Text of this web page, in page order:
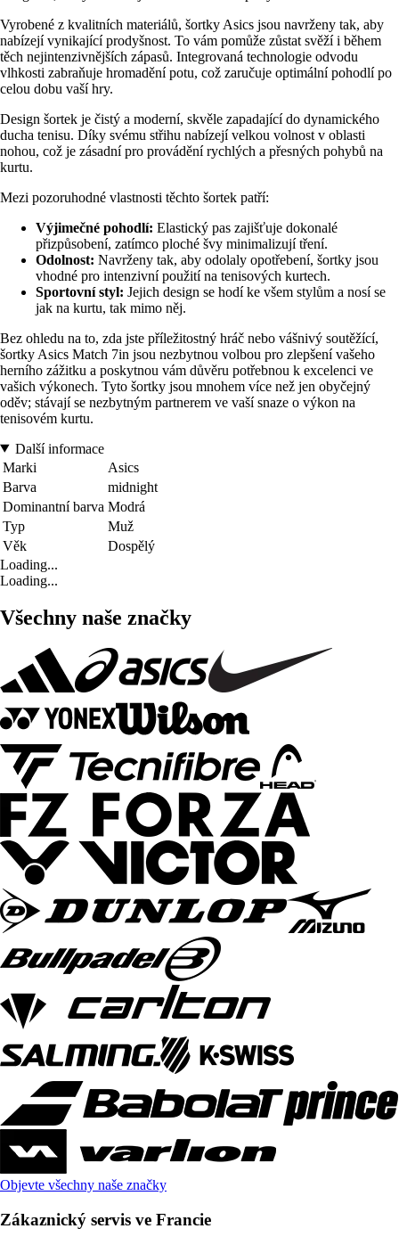
Vyrobené z kvalitních materiálů, šortky Asics jsou navrženy tak, aby
nabízejí vynikající prodyšnost. To vám pomůže zůstat svěží i během
těch nejintenzivnějších zápasů. Integrovaná technologie odvodu
vlhkosti zabraňuje hromadění potu, což zaručuje optimální pohodlí po
celou dobu vaší hry.
Design šortek je čistý a moderní, skvěle zapadající do dynamického
ducha tenisu. Díky svému střihu nabízejí velkou volnost v oblasti
nohou, což je zásadní pro provádění rychlých a přesných pohybů na
kurtu.
Mezi pozoruhodné vlastnosti těchto šortek patří:
Výjimečné pohodlí: Elastický pas zajišťuje dokonalé
přizpůsobení, zatímco ploché švy minimalizují tření.
Odolnost: Navrženy tak, aby odolaly opotřebení, šortky jsou
vhodné pro intenzivní použití na tenisových kurtech.
Sportovní styl: Jejich design se hodí ke všem stylům a nosí se
jak na kurtu, tak mimo něj.
Bez ohledu na to, zda jste příležitostný hráč nebo vášnivý soutěžící,
šortky Asics Match 7in jsou nezbytnou volbou pro zlepšení vašeho
herního zážitku a poskytnou vám důvěru potřebnou k excelenci ve
vašich výkonech. Tyto šortky jsou mnohem více než jen obyčejný
oděv; stávají se nezbytným partnerem ve vaší snaze o výkon na
tenisovém kurtu.
Další informace
Marki
Asics
Barva
midnight
Dominantní barva Modrá
Typ
Muž
Věk
Dospělý
Loading...
Loading...
Všechny naše značky
Objevte všechny naše značky
Zákaznický servis ve Francie